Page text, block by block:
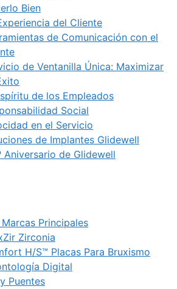
Bien
del Cliente
de Comunicación con el
de Ventanilla Única: Maximizar
de los Empleados
Social
en el Servicio
de Implantes Glidewell
Aniversario de Glidewell
Principales
Zirconia
H/S™ Placas Para Bruxismo
Digital
Puentes